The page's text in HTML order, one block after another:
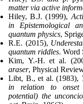
matter via active
Hiley, B.J. (1999),
in Epistemological
quantum physics,
R.E. (2015),
quantum riddles. Word
Kim, Y.-H. et al.
araser, Physical
Libt, B., et al. (1983),
in relation to onset
potential) the